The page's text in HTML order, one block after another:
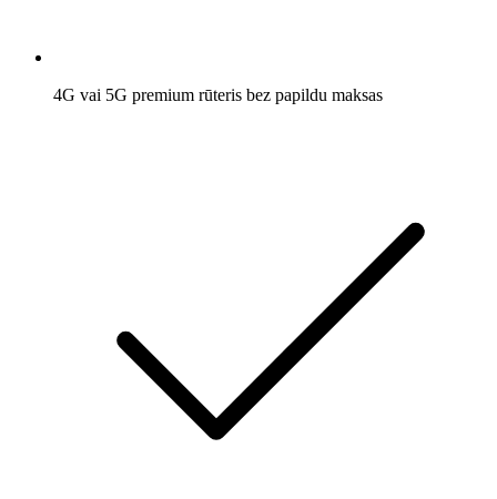
4G vai 5G premium rūteris bez papildu maksas